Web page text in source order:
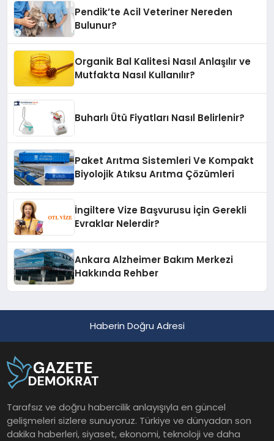
Pendik’te Acil Veteriner Nereden
Bulunur?
Organik Bal Kalitesi Nasıl Anlaşılır ve
Mutfakta Nasıl Kullanılır?
Buharlı Ütü Fiyatları Nasıl Belirlenir?
Paket Arıtma Sistemleri Ve Kompakt
Biyolojik Atıksu Arıtma Çözümleri
İngiltere Vize Başvurusu İçin Gerekli
Evraklar Nelerdir?
Ankara Alzheimer Bakım Merkezi
Hakkında Rehber
Haberin Doğru Adresi
Tarafsız ve doğru habercilik anlayışıyla en güncel
gelişmeleri sizlere sunuyoruz. Türkiye ve dünyadan son
dakika haberleri, siyaset, ekonomi, teknoloji ve daha